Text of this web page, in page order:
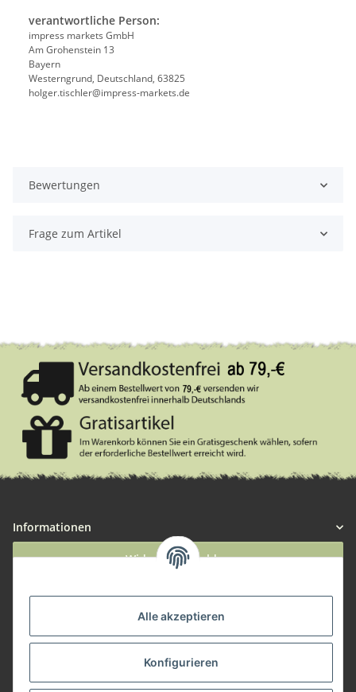
Alle akzeptieren
Konfigurieren
verantwortliche Person:
impress markets GmbH
Am Grohenstein 13
Bayern
Westerngrund, Deutschland, 63825
holger.tischler@impress-markets.de
Bewertungen
Frage zum Artikel
Informationen
Widerruf anmelden